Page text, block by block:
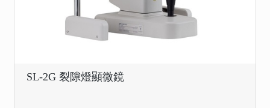
SL-2G 裂隙燈顯微鏡